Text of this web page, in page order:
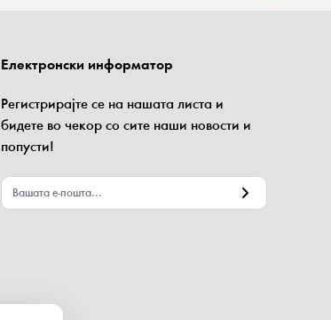
Електронски информатор
Регистрирајте се на нашата листа и
бидете во чекор со сите наши новости и
попусти!